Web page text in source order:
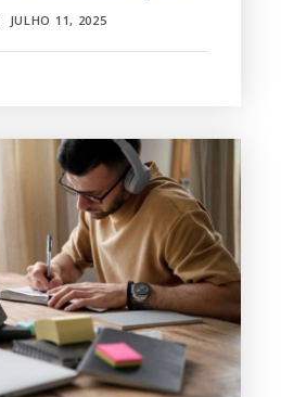
JULHO 11, 2025